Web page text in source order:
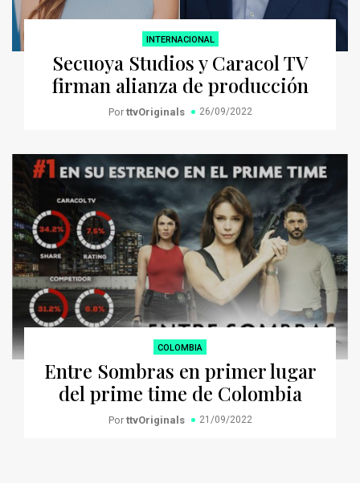
INTERNACIONAL
Secuoya Studios y Caracol TV
firman alianza de producción
Por ttvOriginals 26/09/2022
COLOMBIA
Entre Sombras en primer lugar
del prime time de Colombia
Por ttvOriginals 21/09/2022